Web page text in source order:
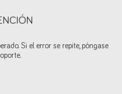
Si el error se repite, póngase